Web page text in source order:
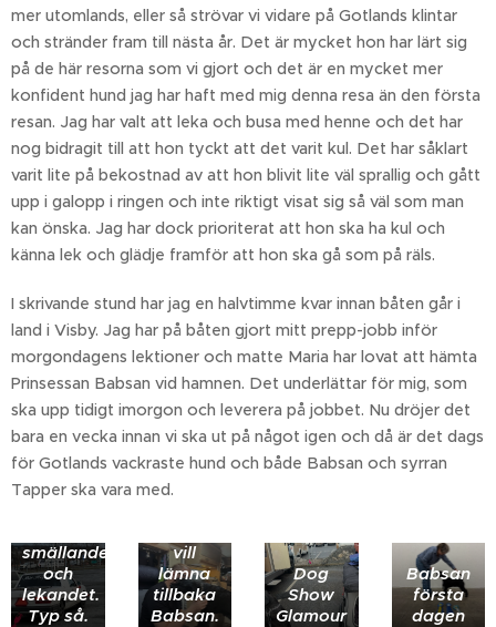
mer utomlands, eller så strövar vi vidare på Gotlands klintar
och stränder fram till nästa år. Det är mycket hon har lärt sig
på de här resorna som vi gjort och det är en mycket mer
konfident hund jag har haft med mig denna resa än den första
resan. Jag har valt att leka och busa med henne och det har
nog bidragit till att hon tyckt att det varit kul. Det har såklart
varit lite på bekostnad av att hon blivit lite väl sprallig och gått
upp i galopp i ringen och inte riktigt visat sig så väl som man
kan önska. Jag har dock prioriterat att hon ska ha kul och
känna lek och glädje framför att hon ska gå som på räls.
I skrivande stund har jag en halvtimme kvar innan båten går i
land i Visby. Jag har på båten gjort mitt prepp-jobb inför
morgondagens lektioner och matte Maria har lovat att hämta
Prinsessan Babsan vid hamnen. Det underlättar för mig, som
ska upp tidigt imorgon och leverera på jobbet. Nu dröjer det
bara en vecka innan vi ska ut på något igen och då är det dags
för Gotlands vackraste hund och både Babsan och syrran
Tapper ska vara med.
på
parkeringen
första
dagen,
de
återvände
dock
någon
gammal
tant, typ
en
lärare,
som sa
åt dem
att nu
fick det
minsann
smällandet
och
lekandet.
Typ så.
Bästa
kennel-
vill
lämna
tillbaka
Babsan.
Dog
Show
Glamour
Babsan
första
dagen
trötta
hundar,
som
dock